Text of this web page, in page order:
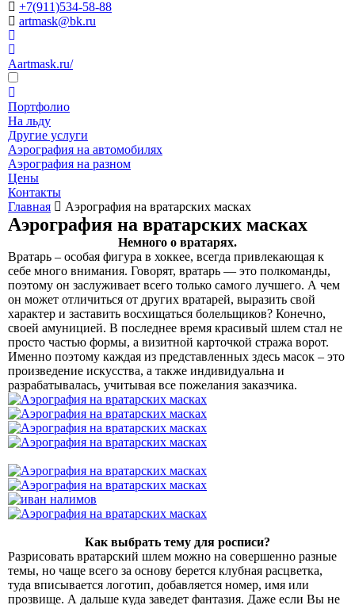
+7(911)534-58-88
artmask@bk.ru
Aartmask.ru/
Портфолио
На льду
Другие услуги
Аэрография на автомобилях
Аэрография на разном
Цены
Контакты
Главная
Аэрография на вратарских масках
Аэрография на вратарских масках
Немного о вратарях.
Вратарь – особая фигура в хоккее, всегда привлекающая к
себе много внимания. Говорят, вратарь — это полкоманды,
поэтому он заслуживает всего только самого лучшего. А чем
он может отличиться от других вратарей, выразить свой
характер и заставить восхищаться болельщиков? Конечно,
своей амуницией. В последнее время красивый шлем стал не
просто частью формы, а визитной карточкой стража ворот.
Именно поэтому каждая из представленных здесь масок – это
произведение искусства, а также индивидуальна и
разрабатывалась, учитывая все пожелания заказчика.
Как выбрать тему для росписи?
Разрисовать вратарский шлем можно на совершенно разные
темы, но чаще всего за основу берется клубная расцветка,
туда вписывается логотип, добавляется номер, имя или
прозвище. А дальше куда заведет фантазия. Даже если Вы не